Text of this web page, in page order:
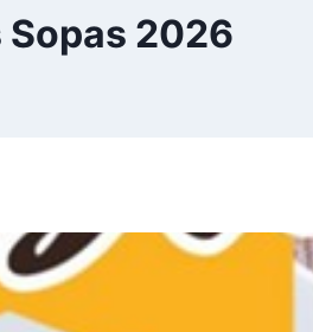
2026